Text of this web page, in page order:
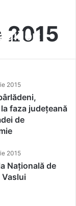
2015
2015
faza județeană
de
2015
Națională de
Vaslui